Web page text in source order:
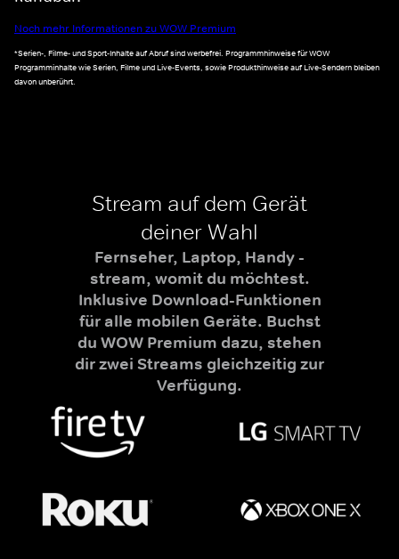
Noch mehr Informationen zu WOW Premium
*Serien-, Filme- und Sport-Inhalte auf Abruf sind werbefrei. Programmhinweise für WOW
Programminhalte wie Serien, Filme und Live-Events, sowie Produkthinweise auf Live-Sendern bleiben
davon unberührt.
Stream auf dem Gerät
deiner Wahl
Fernseher, Laptop, Handy -
stream, womit du möchtest.
Inklusive Download-Funktionen
für alle mobilen Geräte. Buchst
du WOW Premium dazu, stehen
dir zwei Streams gleichzeitig zur
Verfügung.